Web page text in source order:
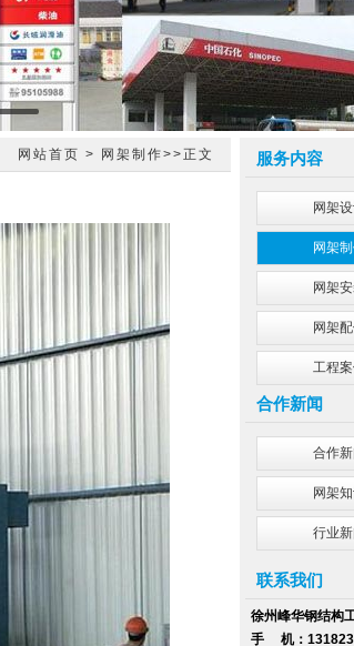
网站首页 > 网架制作>>正文 服务内容
网架
网架
网架
网架
工程案
合作新闻
合作新
网架
行业新
联系我们
徐州峰华钢结构
手 机：